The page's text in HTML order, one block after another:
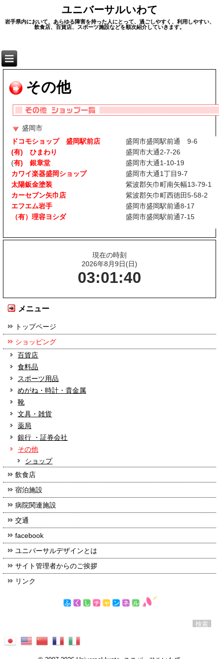
ユニバーサルいわて
岩手県内において、あらゆる障害を持った人にとって、過ごしやすく、利用しやすい、
飲食店、百貨店、スポーツ施設などを順次紹介していきます。
その他
盛岡市
ドコモショップ 盛岡駅前店
盛岡市盛岡駅前通 9-6
(有) ひまわり
盛岡市大通2-7-26
(有) 銀章堂
盛岡市大通1-10-19
カワイ楽器盛岡ショップ
盛岡市大通1丁目9-7
太陽鈑金塗装
紫波郡矢巾町南矢幅13-79-1
カーセブン矢巾店
紫波郡矢巾町西徳田5-58-2
エフエム岩手
盛岡市盛岡駅前通8-17
（有）理容ヨシダ
盛岡市盛岡駅前通7-15
現在の時刻
2026年8月9日(日)
03:01:40
メニュー
トップページ
ショッピング
百貨店
食料品
スポーツ用品
めがね・時計・貴金属
靴
文具・雑貨
薬局
銀行 ・証券会社
その他
ショップ
飲食店
宿泊施設
病院関連施設
交通
facebook
ユニバーサルデザインとは
サイト管理者からのご挨拶
リンク